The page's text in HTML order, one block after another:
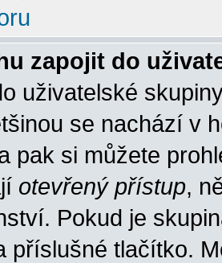
zapojit do
uživatelské
se nachází v
pak si můžete
otevřený přístup,
Pokud je
příslušné tlačítko.